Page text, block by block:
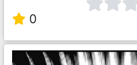
0